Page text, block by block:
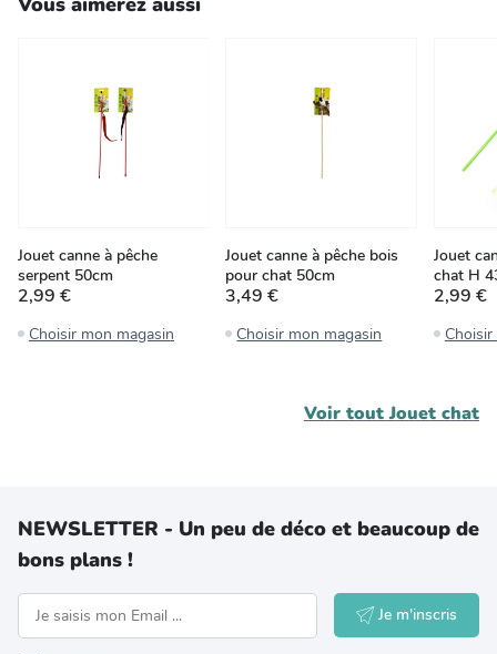
Jouet canne à pêche
serpent 50cm
2,99 €
Choisir mon magasin
Jouet canne à pêche bois
pour chat 50cm
3,49 €
Choisir mon magasin
Jouet
chat H
2,99 €
Voir tout Jouet chat
NEWSLETTER - Un peu de déco et beaucoup de
bons plans !
Je m'inscris